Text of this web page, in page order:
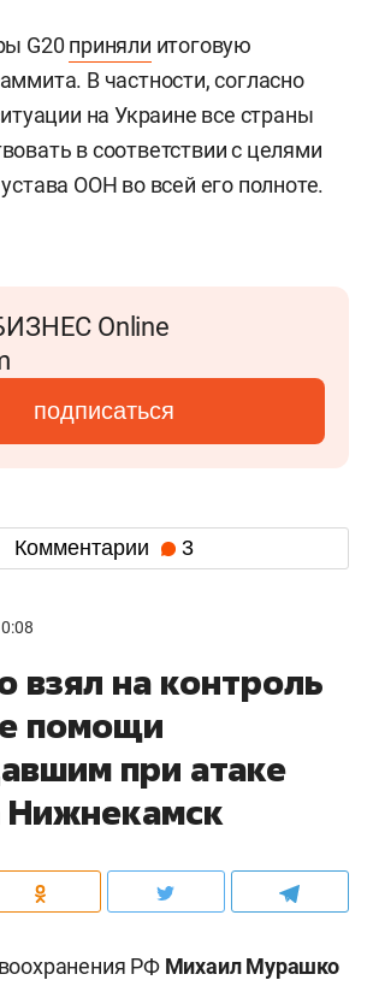
G20 приняли итоговую
В частности, согласно
на Украине все страны
в соответствии с целями
ООН во всей его полноте.
Online
подписаться
Комментарии 3
взял на контроль
помощи
при атаке
РФ Михаил Мурашко